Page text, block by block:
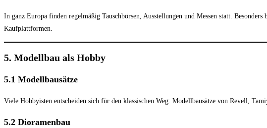
In ganz Europa finden regelmäßig Tauschbörsen, Ausstellungen und Messen statt.
Kaufplattformen.
5. Modellbau als Hobby
5.1 Modellbausätze
Viele Hobbyisten entscheiden sich für den klassischen Weg: Modellbausätze von Revell,
5.2 Dioramenbau